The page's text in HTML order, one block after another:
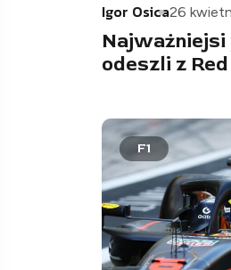
Igor Osica26
odeszli z
F1